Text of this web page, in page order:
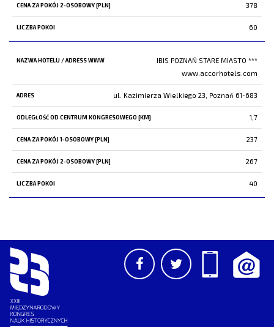
378
60
IBIS POZNAŃ STARE MIASTO ***
www.accorhotels.com
ul. Kazimierza Wielkiego 23, Poznań 61-683
1,7
237
267
40